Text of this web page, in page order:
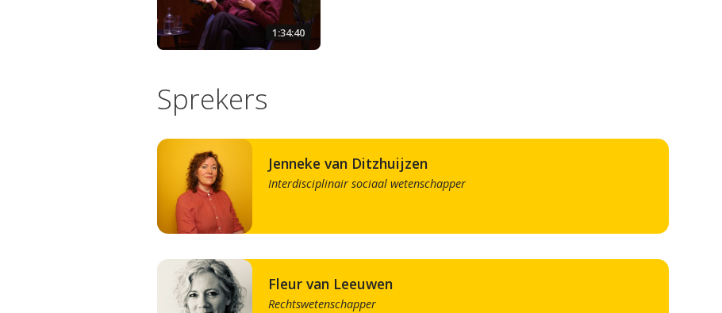
1:34:40
Sprekers
Jenneke van Ditzhuijzen
Interdisciplinair sociaal wetenschapper
Fleur van Leeuwen
Rechtswetenschapper